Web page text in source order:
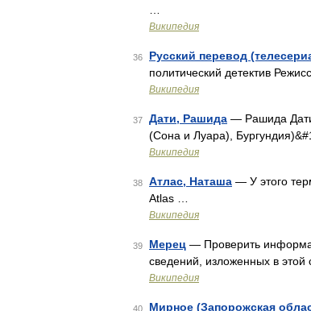
Википедия
36 Русский перевод
политический детектив
Википедия
37 Дати, Рашида — Рашида
(Сона и Луара),
Википедия
38 Атлас, Наташа — У этого
Atlas …
Википедия
39 Мерец — Проверить
сведений, изложенных в
Википедия
40 Мирное (Запорожская